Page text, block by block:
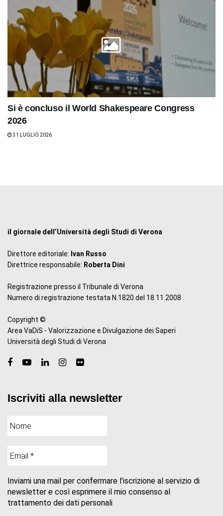
Si è concluso il World Shakespeare Congress
2026
31 LUGLIO 2026
il giornale dell’Università degli Studi di Verona
Direttore editoriale: Ivan Russo
Direttrice responsabile: Roberta Dini
Registrazione presso il Tribunale di Verona
Numero di registrazione testata N.1820 del 18.11.2008
Copyright ©
Area VaDiS - Valorizzazione e Divulgazione dei Saperi
Università degli Studi di Verona
Iscriviti alla newsletter
Inviami una mail per confermare l’iscrizione al servizio di
newsletter e così esprimere il mio consenso al
trattamento dei dati personali